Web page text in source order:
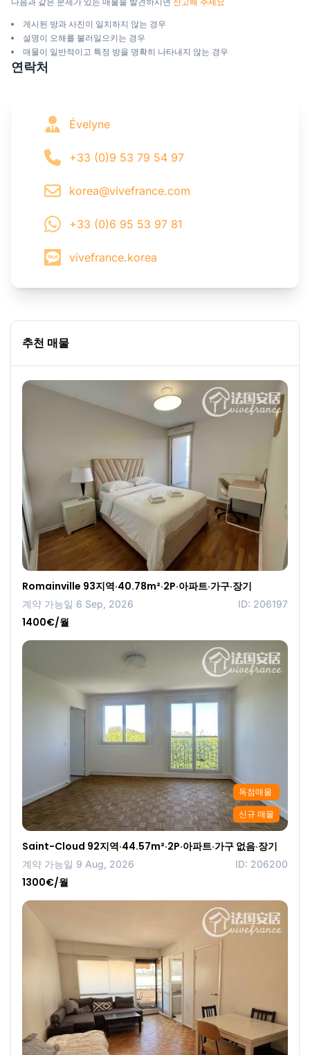
게시된 방과 사진이 일치하지 않는 경우
설명이 오해를 불러일으키는 경우
매물이 일반적이고 특정 방을 명확히 나타내지 않는 경우
연락처
Évelyne
+33 (0)9 53 79 54 97
korea@vivefrance.com
+33 (0)6 95 53 97 81
vivefrance.korea
추천 매물
Romainville 93지역·40.78m²·2P·아파트·가구·장기
계약 가능일 6 Sep, 2026 ID: 206197
1400€/월
독점매물
신규 매물
Saint-Cloud 92지역·44.57m²·2P·아파트·가구 없음·장기
계약 가능일 9 Aug, 2026 ID: 206200
1300€/월